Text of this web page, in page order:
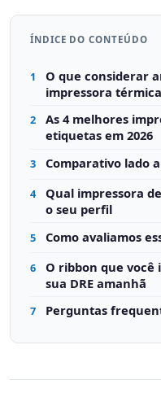
ÍNDICE DO CONTEÚDO
1
O que considerar
impressora
2
As 4 melhores
etiquetas em 2026
3 Comparativo lado
4
Qual impressora
o seu perfil
5 Como avaliamos
6
O ribbon que
sua DRE amanhã
7 Perguntas